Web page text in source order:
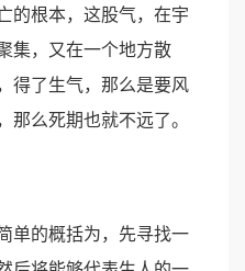
的根本，这股气，在宇
集，又在一个地方散
得了生气，那么是要风
么死期也就不远了。
的概括为，先寻找一